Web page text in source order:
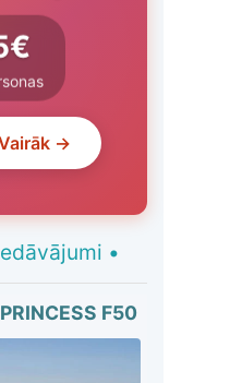
→
•
F50